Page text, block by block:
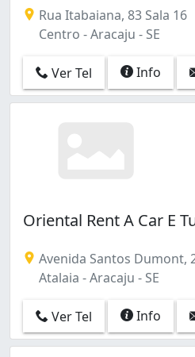
Rua Itabaiana, 83 Sala 16
Centro - Aracaju - SE
Ver Tel Info
Oriental Rent A Car E
Avenida Santos Dumont,
Atalaia - Aracaju - SE
Ver Tel Info